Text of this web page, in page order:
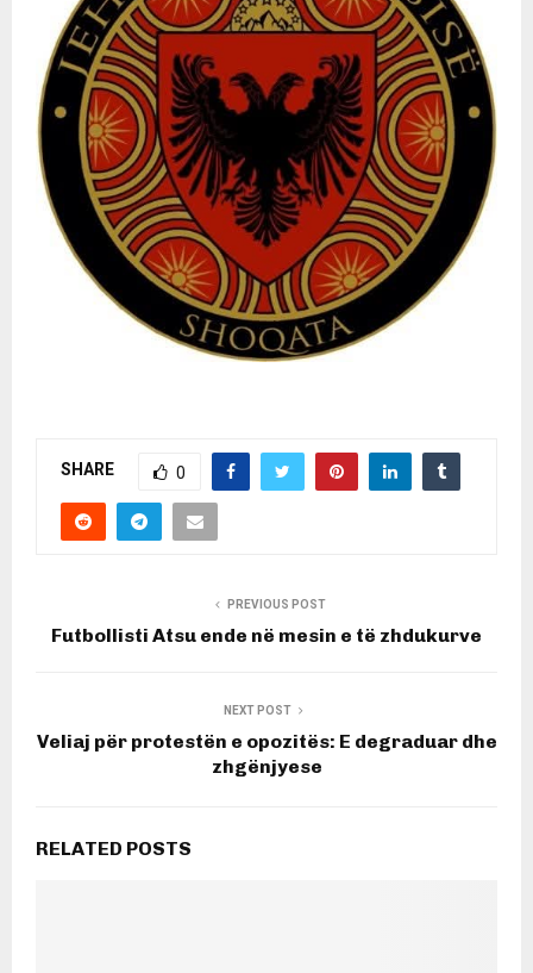
SHARE 0
PREVIOUS POST
Futbollisti Atsu ende në mesin e të zhdukurve
NEXT POST
Veliaj për protestën e opozitës: E degraduar dhe
zhgënjyese
RELATED POSTS